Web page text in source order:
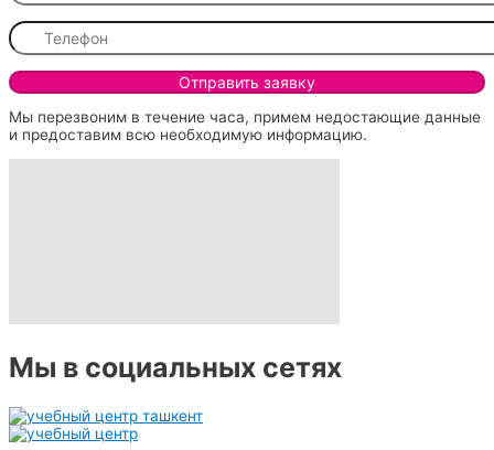
Мы перезвоним в течение часа, примем недостающие данные
и предоставим всю необходимую информацию.
Мы в социальных сетях